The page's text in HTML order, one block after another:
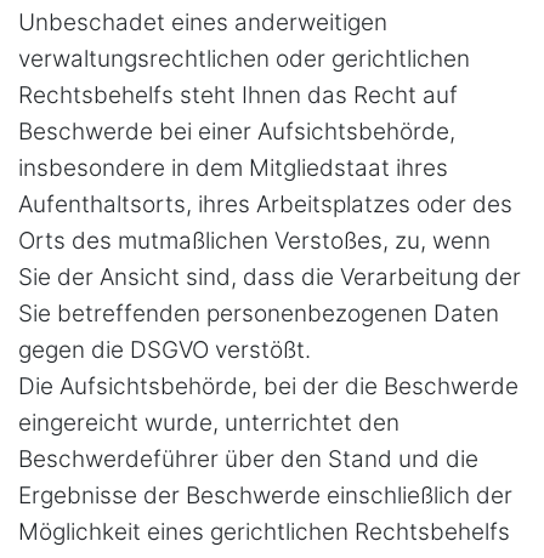
Unbeschadet eines anderweitigen
verwaltungsrechtlichen oder gerichtlichen
Rechtsbehelfs steht Ihnen das Recht auf
Beschwerde bei einer Aufsichtsbehörde,
insbesondere in dem Mitgliedstaat ihres
Aufenthaltsorts, ihres Arbeitsplatzes oder des
Orts des mutmaßlichen Verstoßes, zu, wenn
Sie der Ansicht sind, dass die Verarbeitung der
Sie betreffenden personenbezogenen Daten
gegen die DSGVO verstößt.
Die Aufsichtsbehörde, bei der die Beschwerde
eingereicht wurde, unterrichtet den
Beschwerdeführer über den Stand und die
Ergebnisse der Beschwerde einschließlich der
Möglichkeit eines gerichtlichen Rechtsbehelfs